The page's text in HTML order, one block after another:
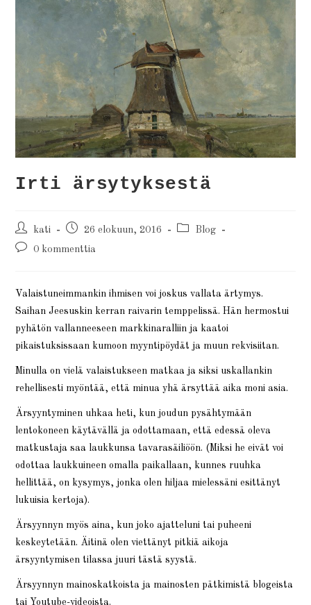
Irti ärsytyksestä
kati 26 elokuun, 2016
Blog
0 kommenttia
Valaistuneimmankin ihmisen voi joskus vallata ärtymys.
Saihan Jeesuskin kerran raivarin temppelissä. Hän hermostui
pyhätön vallanneeseen markkinaralliin ja kaatoi
pikaistuksissaan kumoon myyntipöydät ja muun rekvisiitan.
Minulla on vielä valaistukseen matkaa ja siksi uskallankin
rehellisesti myöntää, että minua yhä ärsyttää aika moni asia.
Ärsyyntyminen uhkaa heti, kun joudun pysähtymään
lentokoneen käytävällä ja odottamaan, että edessä oleva
matkustaja saa laukkunsa tavarasäiliöön. (Miksi he eivät voi
odottaa laukkuineen omalla paikallaan, kunnes ruuhka
hellittää, on kysymys, jonka olen hiljaa mielessäni esittänyt
lukuisia kertoja).
Ärsyynnyn myös aina, kun joko ajatteluni tai puheeni
keskeytetään. Äitinä olen viettänyt pitkiä aikoja
ärsyyntymisen tilassa juuri tästä syystä.
Ärsyynnyn mainoskatkoista ja mainosten pätkimistä blogeista
tai Youtube-videoista.